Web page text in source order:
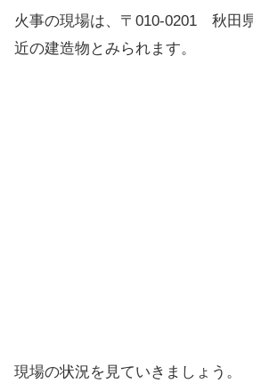
火事の現場は、〒010-0201 秋田
近の建造物とみられます。
現場の状況を見ていきましょう。